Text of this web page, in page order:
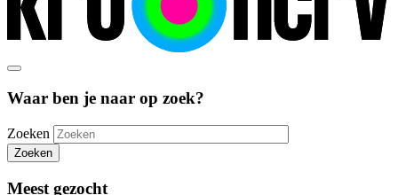
Waar ben je naar op zoek?
Zoeken
Zoeken
Meest gezocht